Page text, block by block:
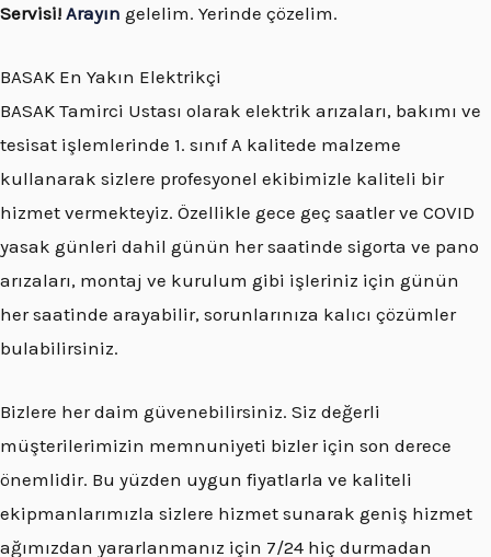
Servisi! Arayın gelelim. Yerinde çözelim.
BASAK En Yakın Elektrikçi
BASAK Tamirci Ustası olarak elektrik arızaları, bakımı ve
tesisat işlemlerinde 1. sınıf A kalitede malzeme
kullanarak sizlere profesyonel ekibimizle kaliteli bir
hizmet vermekteyiz. Özellikle gece geç saatler ve COVID
yasak günleri dahil günün her saatinde sigorta ve pano
arızaları, montaj ve kurulum gibi işleriniz için günün
her saatinde arayabilir, sorunlarınıza kalıcı çözümler
bulabilirsiniz.
Bizlere her daim güvenebilirsiniz. Siz değerli
müşterilerimizin memnuniyeti bizler için son derece
önemlidir. Bu yüzden uygun fiyatlarla ve kaliteli
ekipmanlarımızla sizlere hizmet sunarak geniş hizmet
ağımızdan yararlanmanız için 7/24 hiç durmadan